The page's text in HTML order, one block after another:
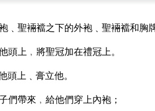
﹑聖裲襠之下的外袍﹑聖裲襠和胸
頭上﹐將聖冠加在禮冠上。
頭上﹑膏立他。
們帶來﹐給他們穿上內袍；